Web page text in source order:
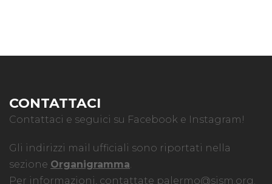
CONTATTACI
Contattaci e seguici su Facebook e Instagram!
Gli indirizzi mail ufficiali sono riportati nella
sezione Organigramma.
Per informazioni, contattate palermo@sism.org.